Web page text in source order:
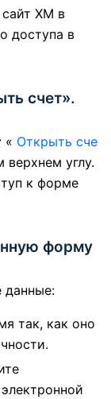
XM в
доступа в
счет».
« Открыть сче
углу.
к форме
форму
данные:
так, как оно